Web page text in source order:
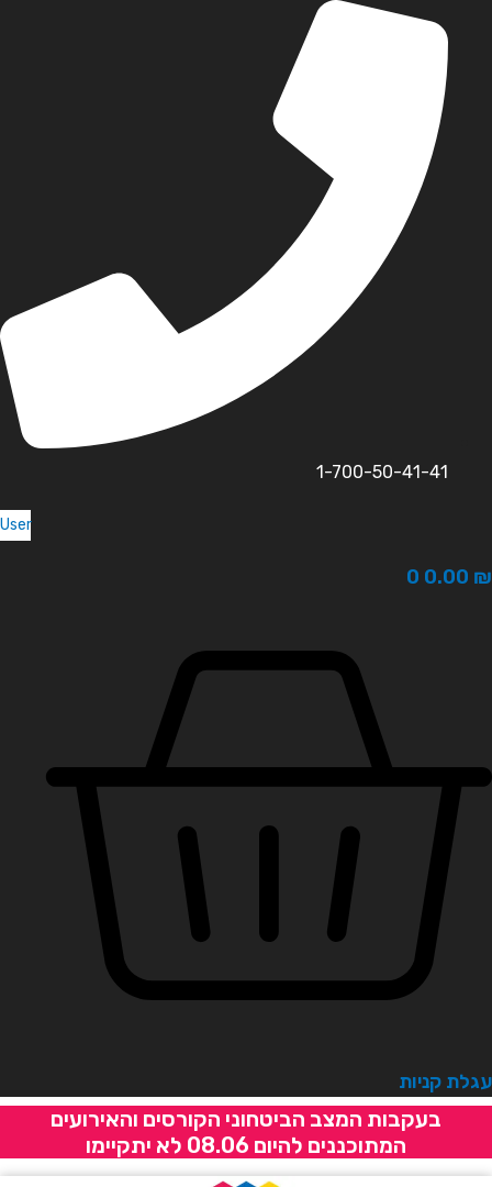
1-700-50-41-41
User
0.00
0
קניות
בעקבות המצב הביטחוני הקורסים והאירועים
המתוכננים להיום 08.06 לא יתקיימו